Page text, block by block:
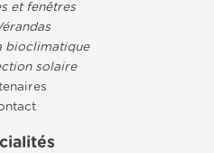
et fenêtres
bioclimatique
solaire